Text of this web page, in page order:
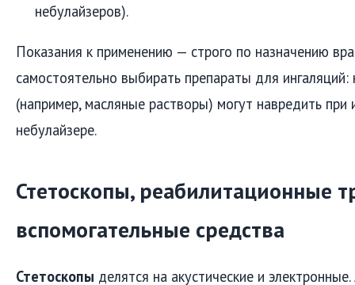
небулайзеров).
Показания к применению — строго по назначению
самостоятельно выбирать препараты для
(например, масляные растворы) могут навредить при
небулайзере.
Стетоскопы, реабилитационные
вспомогательные средства
Стетоскопы делятся на акустические и